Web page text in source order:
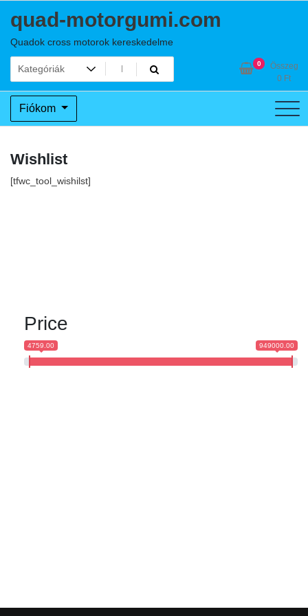
quad-motorgumi.com
Quadok cross motorok kereskedelme
0
Összeg
0 Ft
Fiókom
Wishlist
[tfwc_tool_wishilst]
Price
4759.00 949000.00